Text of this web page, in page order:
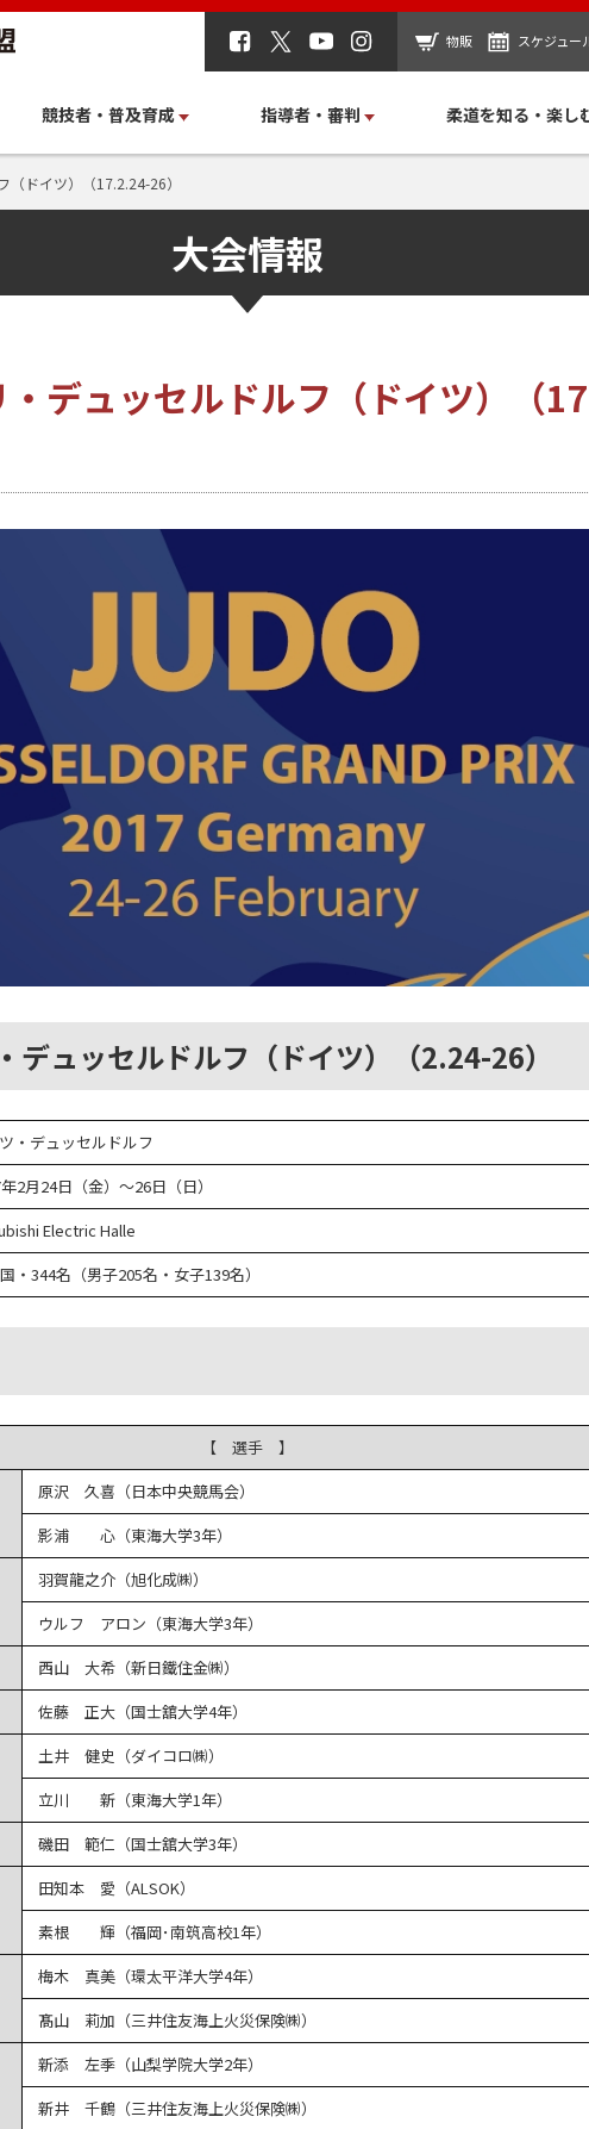
物販 スケジュー
競技者・普及育成 指導者・審判 柔道を知る・楽し
ドイツ）（17.2.24-26）
大会情報
デュッセルドルフ（ドイツ）（
デュッセルドルフ（ドイツ）（2.24-26）
・デュッセルドルフ
2月24日（金）～26日（日）
Electric Halle
・344名（男子205名・女子139名）
【 選手 】
原沢 久喜（日本中央競馬会）
影浦 心（東海大学3年）
羽賀龍之介（旭化成㈱）
ウルフ アロン（東海大学3年）
西山 大希（新日鐵住金㈱）
佐藤 正大（国士舘大学4年）
土井 健史（ダイコロ㈱）
立川 新（東海大学1年）
磯田 範仁（国士舘大学3年）
田知本 愛（ALSOK）
素根 輝（福岡･南筑高校1年）
梅木 真美（環太平洋大学4年）
髙山 莉加（三井住友海上火災保険㈱）
新添 左季（山梨学院大学2年）
新井 千鶴（三井住友海上火災保険㈱）